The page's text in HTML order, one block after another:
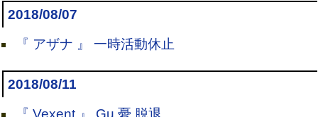
2018/08/07
『 アザナ 』 一時活動休止
2018/08/11
『 Vexent 』 Gu.憂 脱退